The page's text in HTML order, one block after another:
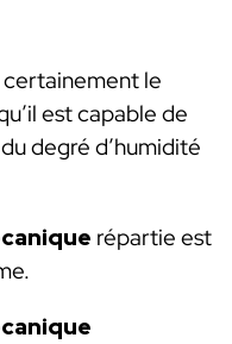
le
est capable de
degré d’humidité
répartie est